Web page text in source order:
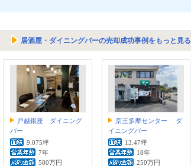
居酒屋・ダイニングバーの売却成功事例をもっと見る
戸越銀座 ダイニング
バー
9.075坪
7年
580万円
京王多摩センター ダ
イニングバー
13.47坪
18年
250万円